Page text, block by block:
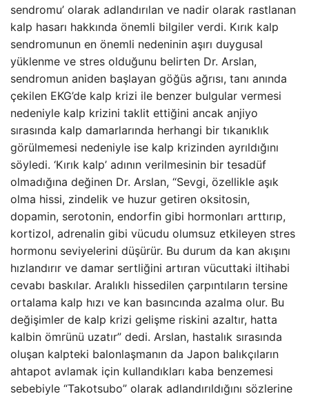
sendromu’ olarak adlandırılan ve nadir olarak rastlanan
kalp hasarı hakkında önemli bilgiler verdi. Kırık kalp
sendromunun en önemli nedeninin aşırı duygusal
yüklenme ve stres olduğunu belirten Dr. Arslan,
sendromun aniden başlayan göğüs ağrısı, tanı anında
çekilen EKG’de kalp krizi ile benzer bulgular vermesi
nedeniyle kalp krizini taklit ettiğini ancak anjiyo
sırasında kalp damarlarında herhangi bir tıkanıklık
görülmemesi nedeniyle ise kalp krizinden ayrıldığını
söyledi. ‘Kırık kalp’ adının verilmesinin bir tesadüf
olmadığına değinen Dr. Arslan, “Sevgi, özellikle aşık
olma hissi, zindelik ve huzur getiren oksitosin,
dopamin, serotonin, endorfin gibi hormonları arttırıp,
kortizol, adrenalin gibi vücudu olumsuz etkileyen stres
hormonu seviyelerini düşürür. Bu durum da kan akışını
hızlandırır ve damar sertliğini artıran vücuttaki iltihabi
cevabı baskılar. Aralıklı hissedilen çarpıntıların tersine
ortalama kalp hızı ve kan basıncında azalma olur. Bu
değişimler de kalp krizi gelişme riskini azaltır, hatta
kalbin ömrünü uzatır” dedi. Arslan, hastalık sırasında
oluşan kalpteki balonlaşmanın da Japon balıkçıların
ahtapot avlamak için kullandıkları kaba benzemesi
sebebiyle “Takotsubo” olarak adlandırıldığını sözlerine